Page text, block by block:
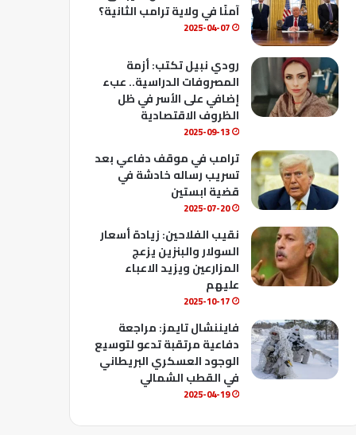
b
e
آمنًا في ولاية ترامب الثانية؟
2025-04-07
رودي نبيل تكتب: أزمة
المصروفات الدراسية.. عبء
إضافي على الأسر في ظل
الظروف الاقتصادية
2025-09-13
ترامب في موقف دفاعي بعد
تسريب رساله خادشة في
قضية ابستين
2025-07-20
نقيب الفلاحين: زيادة أسعار
السولار والبنزين يزعج
المزارعين ويزيد الاعباء
عليهم
2025-10-17
فايننشال تايمز: مراجعة
دفاعية مرتقبة تدعو لتوسيع
الوجود العسكري البريطاني
في القطب الشمالي
2025-04-19